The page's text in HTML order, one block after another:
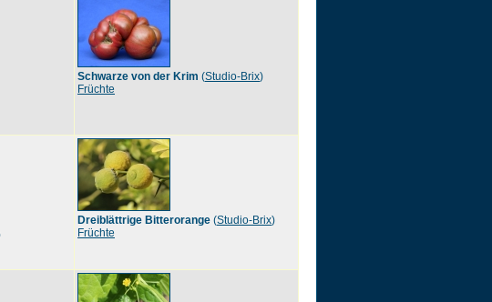
Schwarze von der Krim (Studio-Brix)
Früchte
Dreiblättrige Bitterorange (Studio-Brix)
Früchte